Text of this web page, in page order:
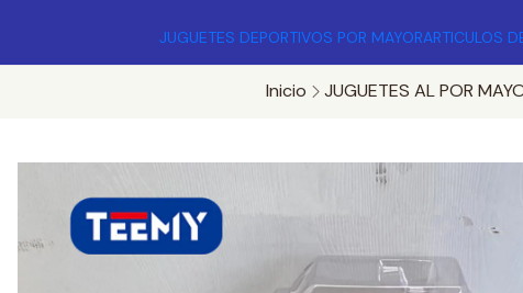
JUGUETES DEPORTIVOS POR MAYORARTICULOS
Inicio JUGUETES AL POR